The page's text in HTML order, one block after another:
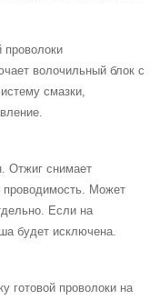
проволоки
волочильный блок с
смазки,
Отжиг снимает
проводимость. Может
Если на
будет исключена.
готовой проволоки на